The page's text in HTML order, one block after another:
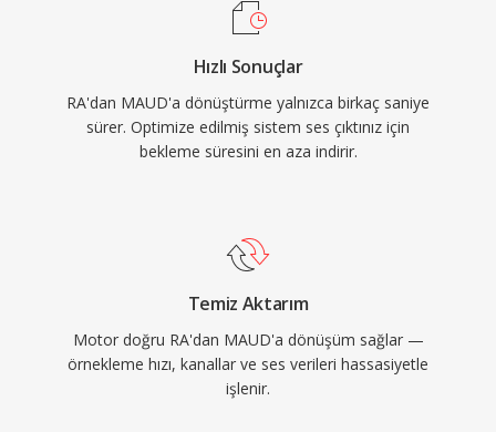
Hızlı Sonuçlar
RA'dan MAUD'a dönüştürme yalnızca birkaç saniye
sürer. Optimize edilmiş sistem ses çıktınız için
bekleme süresini en aza indirir.
Temiz Aktarım
Motor doğru RA'dan MAUD'a dönüşüm sağlar —
örnekleme hızı, kanallar ve ses verileri hassasiyetle
işlenir.